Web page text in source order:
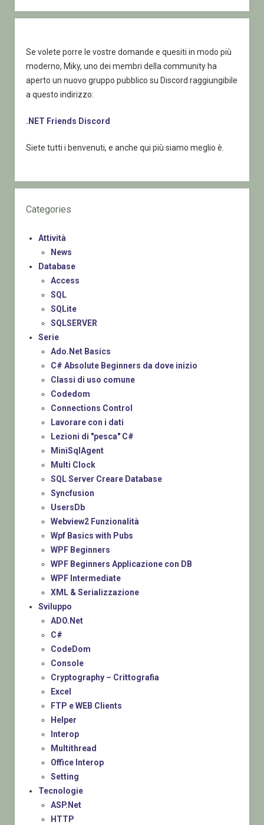
Se volete porre le vostre domande e quesiti in modo più
moderno, Miky, uno dei membri della community ha
aperto un nuovo gruppo pubblico su Discord raggiungibile
a questo indirizzo:
.NET Friends Discord
Siete tutti i benvenuti, e anche qui più siamo meglio è.
Categories
Attività
News
Database
Access
SQL
SQLite
SQLSERVER
Serie
Ado.Net Basics
C# Absolute Beginners da dove inizio
Classi di uso comune
Codedom
Connections Control
Lavorare con i dati
Lezioni di "pesca" C#
MiniSqlAgent
Multi Clock
SQL Server Creare Database
Syncfusion
UsersDb
Webview2 Funzionalità
Wpf Basics with Pubs
WPF Beginners
WPF Beginners Applicazione con DB
WPF Intermediate
XML & Serializzazione
Sviluppo
ADO.Net
C#
CodeDom
Console
Cryptography – Crittografia
Excel
FTP e WEB Clients
Helper
Interop
Multithread
Office Interop
Setting
Tecnologie
ASP.Net
HTTP